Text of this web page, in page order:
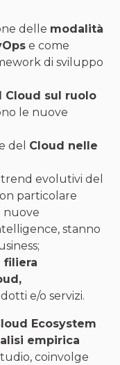
delle modalità
e come
di sviluppo
Cloud sul ruolo
le nuove
del Cloud nelle
evolutivi del
particolare
nuove
stanno
filiera
e/o servizi.
Ecosystem
empirica
coinvolge